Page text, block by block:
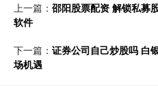
上一篇： 邵阳股票配资 解锁私募
软件
下一篇： 证券公司自己炒股吗 白
场机遇